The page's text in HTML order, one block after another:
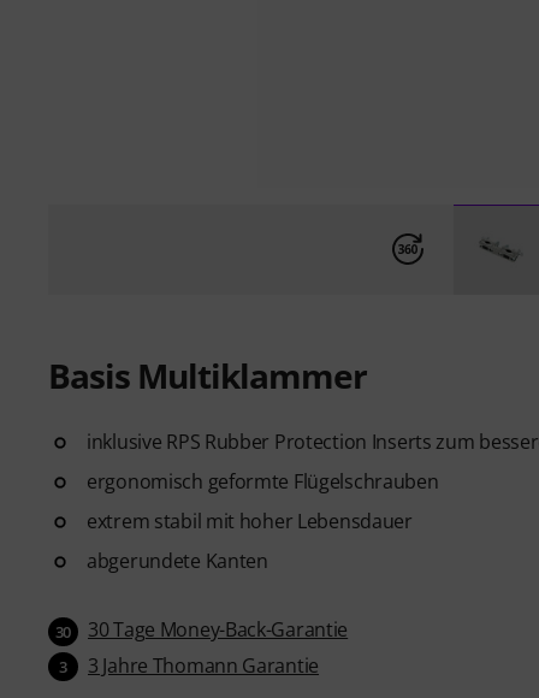
Basis Multiklammer
inklusive RPS Rubber Protection Inserts zum
ergonomisch geformte Flügelschrauben
extrem stabil mit hoher Lebensdauer
abgerundete Kanten
30 30 Tage Money-Back-Garantie
3 3 Jahre Thomann Garantie